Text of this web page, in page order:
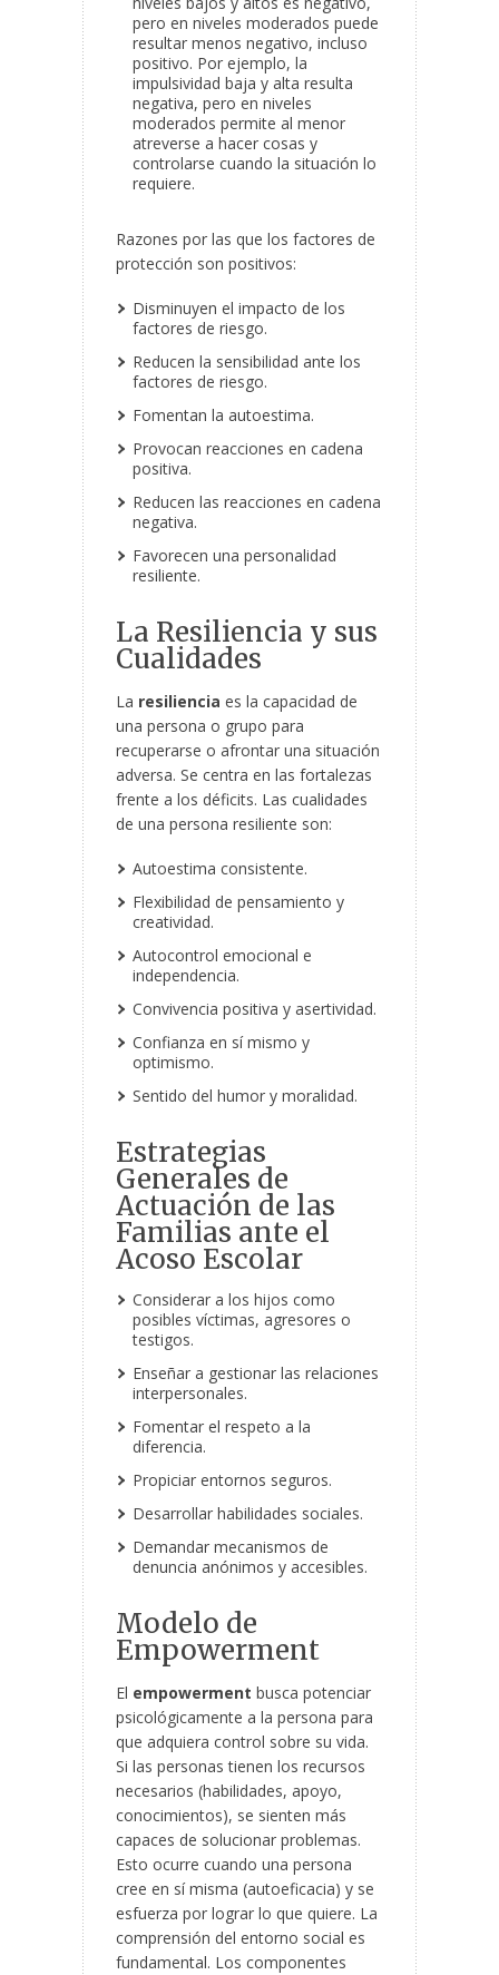
pero en niveles moderados puede
resultar menos negativo, incluso
positivo. Por ejemplo, la
impulsividad baja y alta resulta
negativa, pero en niveles
moderados permite al menor
atreverse a hacer cosas y
controlarse cuando la situación lo
requiere.
Razones por las que los factores de
protección son positivos:
Disminuyen el impacto de los
factores de riesgo.
Reducen la sensibilidad ante los
factores de riesgo.
Fomentan la autoestima.
Provocan reacciones en cadena
positiva.
Reducen las reacciones en cadena
negativa.
Favorecen una personalidad
resiliente.
La Resiliencia y sus
Cualidades
La resiliencia es la capacidad de
una persona o grupo para
recuperarse o afrontar una situación
adversa. Se centra en las fortalezas
frente a los déficits. Las cualidades
de una persona resiliente son:
Autoestima consistente.
Flexibilidad de pensamiento y
creatividad.
Autocontrol emocional e
independencia.
Convivencia positiva y asertividad.
Confianza en sí mismo y
optimismo.
Sentido del humor y moralidad.
Estrategias
Generales de
Actuación de las
Familias ante el
Acoso Escolar
Considerar a los hijos como
posibles víctimas, agresores o
testigos.
Enseñar a gestionar las relaciones
interpersonales.
Fomentar el respeto a la
diferencia.
Propiciar entornos seguros.
Desarrollar habilidades sociales.
Demandar mecanismos de
denuncia anónimos y accesibles.
Modelo de
Empowerment
El empowerment busca potenciar
psicológicamente a la persona para
que adquiera control sobre su vida.
Si las personas tienen los recursos
necesarios (habilidades, apoyo,
conocimientos), se sienten más
capaces de solucionar problemas.
Esto ocurre cuando una persona
cree en sí misma (autoeficacia) y se
esfuerza por lograr lo que quiere. La
comprensión del entorno social es
fundamental. Los componentes